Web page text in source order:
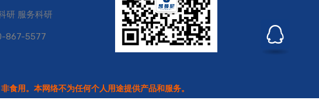
研 服务科研
867-5577
用。本网络不为任何个人用途提供产品和服务。